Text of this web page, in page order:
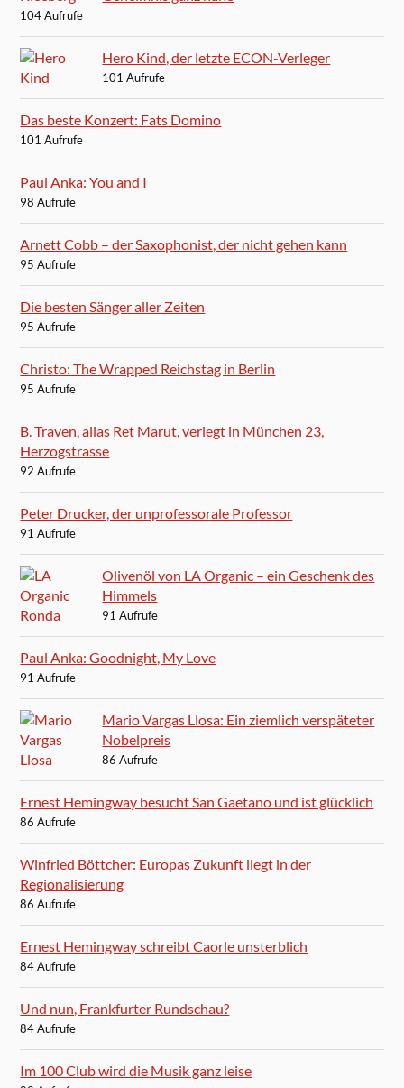
104 Aufrufe
Hero Kind, der letzte ECON-Verleger
101 Aufrufe
Das beste Konzert: Fats Domino
101 Aufrufe
Paul Anka: You and I
98 Aufrufe
Arnett Cobb – der Saxophonist, der nicht gehen kann
95 Aufrufe
Die besten Sänger aller Zeiten
95 Aufrufe
Christo: The Wrapped Reichstag in Berlin
95 Aufrufe
B. Traven, alias Ret Marut, verlegt in München 23,
Herzogstrasse
92 Aufrufe
Peter Drucker, der unprofessorale Professor
91 Aufrufe
Olivenöl von LA Organic – ein Geschenk des
Himmels
91 Aufrufe
Paul Anka: Goodnight, My Love
91 Aufrufe
Mario Vargas Llosa: Ein ziemlich verspäteter
Nobelpreis
86 Aufrufe
Ernest Hemingway besucht San Gaetano und ist glücklich
86 Aufrufe
Winfried Böttcher: Europas Zukunft liegt in der
Regionalisierung
86 Aufrufe
Ernest Hemingway schreibt Caorle unsterblich
84 Aufrufe
Und nun, Frankfurter Rundschau?
84 Aufrufe
Im 100 Club wird die Musik ganz leise